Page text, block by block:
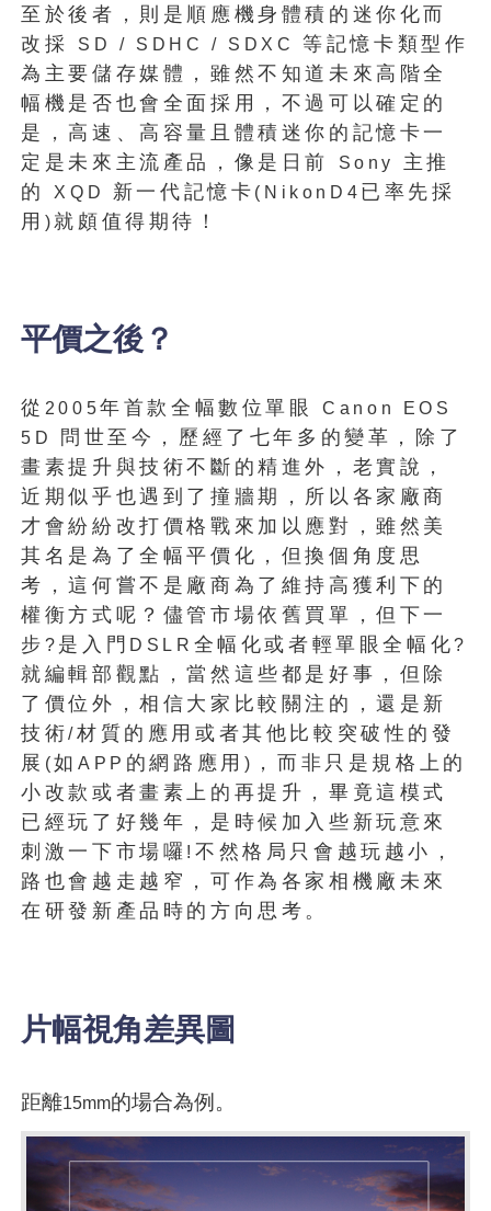
至於後者，則是順應機身體積的迷你化而
改採
SD / SDHC/ SDXC等記憶卡類型作
為主要儲存媒體，雖然不知道未來高階全
幅機是否也會全面採用，不過可以確定的
是，高速、高容量且體積迷你的記憶卡一
定是未來主流產品，像是日前
Sony 主推
的XQD 新一代記憶卡 (Nikon D4 已率先採
用 ) 就頗值得期待！
平價之後？
從 2005年首款全幅數位單眼Canon EOS
5D
問世至今，歷經了七年多的變革，除了
畫素提升與技術不斷的精進外，老實說，
近期似乎也遇到了撞牆期，所以各家廠商
才會紛紛改打價格戰來加以應對，雖然美
其名是為了全幅平價化，但換個角度思
考，這何嘗不是廠商為了維持高獲利下的
權衡方式呢？儘管市場依舊買單，但下一
步 ? 是入門 DSLR 全幅化或者輕單眼全幅化?
就編輯部觀點，當然這些都是好事，但除
了價位外，相信大家比較關注的，還是新
技術/材質的應用或者其他比較突破性的發
展 (如APP 的網路應用 )
，而非只是規格上的
小改款或者畫素上的再提升，畢竟這模式
已經玩了好幾年，是時候加入些新玩意來
刺激一下市場囉 ! 不然格局只會越玩越小，
路也會越走越窄，可作為各家相機廠未來
在研發新產品時的方向思考。
片幅視角差異圖
距離15mm的場合為例。